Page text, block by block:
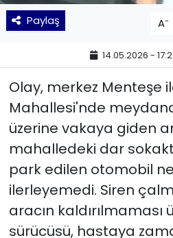
Paylaş A-
14.05.2026 -
Olay, merkez Menteşe
Mahallesi'nde
üzerine vakaya giden
mahalledeki dar
park edilen otomobil
ilerleyemedi. Siren
aracın
sürücüsü, hastaya
TEKNOLOJİ
YEREL POLİTİKA
YEREL YÖNETİMLER
Yurt